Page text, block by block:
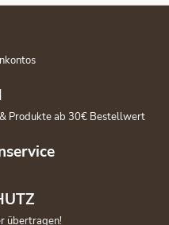
Produkte ab 30€ Bestellwert
übertragen!